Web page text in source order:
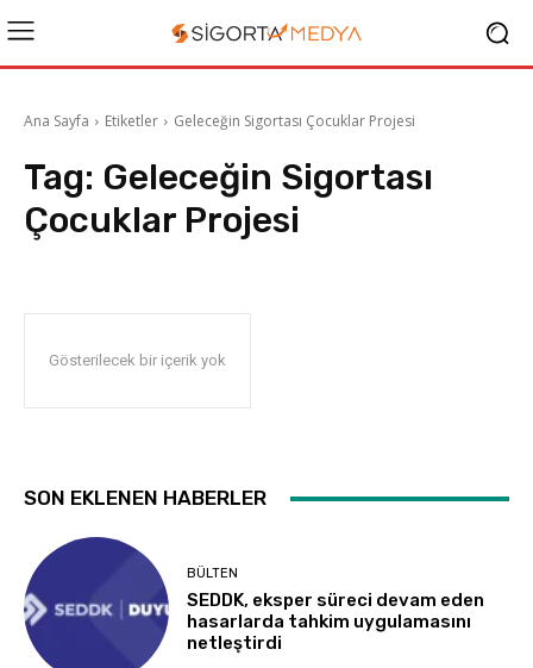
Ana Sayfa Etiketler Geleceğin Sigortası Çocuklar Projesi
Tag: Geleceğin Sigortası
Çocuklar Projesi
Gösterilecek bir içerik yok
SON EKLENEN HABERLER
BÜLTEN
SEDDK, eksper süreci devam eden
hasarlarda tahkim uygulamasını
netleştirdi